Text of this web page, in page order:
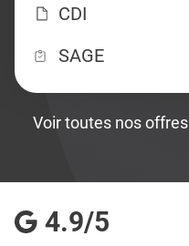
CDI
SAGE
Voir toutes nos offres
4.9/5